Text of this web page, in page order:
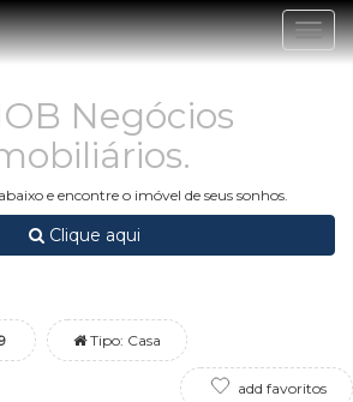
Negócios
e encontre o imóvel de seus sonhos.
Clique aqui
Tipo: Casa
add favoritos